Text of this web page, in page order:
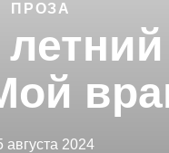
ПРОЗА
августа 2024